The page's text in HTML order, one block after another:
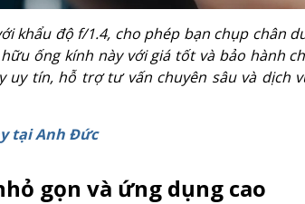
khẩu độ f/1.4, cho phép bạn chụp chân
ống kính này với giá tốt và bảo hành
uy tín, hỗ trợ tư vấn chuyên sâu và dịch
tại Anh Đức
gọn và ứng dụng cao